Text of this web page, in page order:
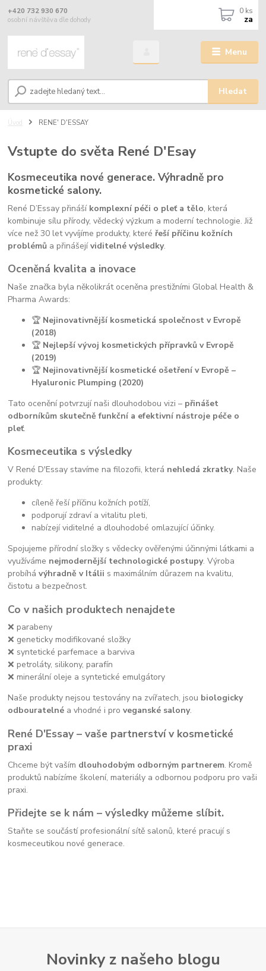
Menu
Hledat
+420 732 930 670
osobní návštěva dle dohody
0 ks
za
Úvod RENE' D'ESSAY
Vstupte do světa René D'Esay
Kosmeceutika nové generace. Výhradně pro
kosmetické salony.
René D’Essay přináší komplexní péči o pleť a tělo, která
kombinuje sílu přírody, vědecký výzkum a moderní technologie. Již
více než 30 let vyvíjíme produkty, které řeší příčinu kožních
problémů a přinášejíviditelné výsledky.
Oceněná kvalita a inovace
Naše značka byla několikrát oceněna prestižními Global Health &
Pharma Awards:
🏆 Nejinovativnější kosmetická společnost v Evropě
(2018)
🏆 Nejlepší vývoj kosmetických přípravků v Evropě
(2019)
🏆 Nejinovativnější kosmetické ošetření v Evropě –
Hyaluronic Plumping (2020)
Tato ocenění potvrzují naši dlouhodobou vizi – přinášet
odborníkům skutečně funkční a efektivní nástroje péče o
pleť.
Kosmeceutika s výsledky
V René D'Essay stavíme na filozofii, která nehledá zkratky. Naše
produkty:
cíleně řeší příčinu kožních potíží,
podporují zdraví a vitalitu pleti,
nabízejí viditelné a dlouhodobé omlazující účinky.
Spojujeme přírodní složky s vědecky ověřenými účinnými látkami a
využíváme nejmodernější technologické postupy. Výroba
probíhávýhradně v Itálii s maximálním důrazem na kvalitu,
čistotu a bezpečnost.
Co v našich produktech nenajdete
❌ parabeny
❌ geneticky modifikované složky
❌ syntetické parfemace a barviva
❌ petroláty, silikony, parafín
❌ minerální oleje a syntetické emulgátory
Naše produkty nejsou testovány na zvířatech, jsou biologicky
odbouratelné a vhodné i proveganské salony.
René D'Essay – vaše partnerství v kosmetické
praxi
Chceme být vaším dlouhodobým odborným partnerem. Kromě
produktů nabízíme školení, materiály a odbornou podporu pro vaši
praxi.
Přidejte se k nám – výsledky můžeme slíbit.
Staňte se součástí profesionální sítě salonů, které pracují s
kosmeceutikou nové generace.
Novinky z našeho blogu